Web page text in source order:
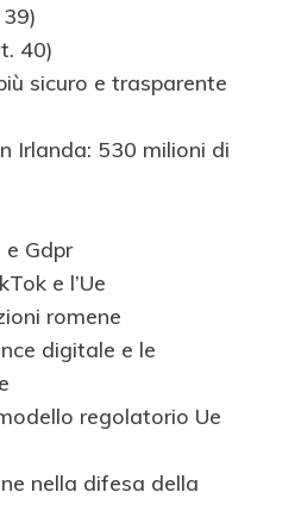
40)
sicuro e trasparente
Irlanda: 530 milioni di
Gdpr
e l’Ue
romene
digitale e le
regolatorio Ue
nella difesa della